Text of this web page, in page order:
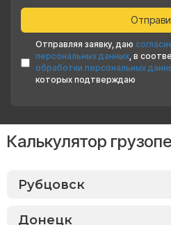
Отправляя заявку, даю
персональных данных, в
обработки персональных
которых подтверждаю
Калькулятор